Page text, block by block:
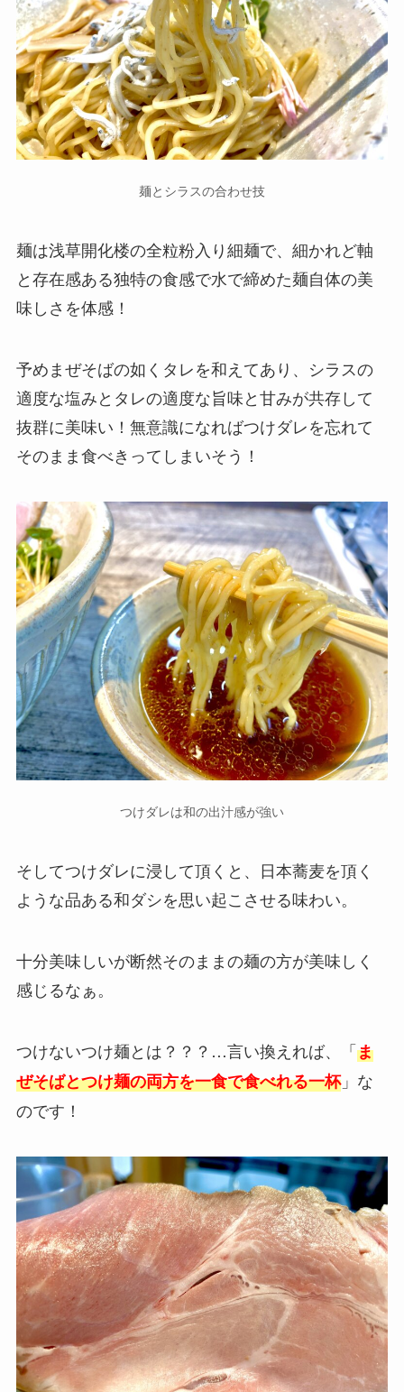
麺とシラスの合わせ技
麺は浅草開化楼の全粒粉入り細麺で、細かれど軸
と存在感ある独特の食感で水で締めた麺自体の美
味しさを体感！
予めまぜそばの如くタレを和えてあり、シラスの
適度な塩みとタレの適度な旨味と甘みが共存して
抜群に美味い！無意識になればつけダレを忘れて
そのまま食べきってしまいそう！
つけダレは和の出汁感が強い
そしてつけダレに浸して頂くと、日本蕎麦を頂く
ような品ある和ダシを思い起こさせる味わい。
十分美味しいが断然そのままの麺の方が美味しく
感じるなぁ。
つけないつけ麺とは？？？…言い換えれば、「ま
ぜそばとつけ麺の両方を一食で食べれる一杯」な
のです！